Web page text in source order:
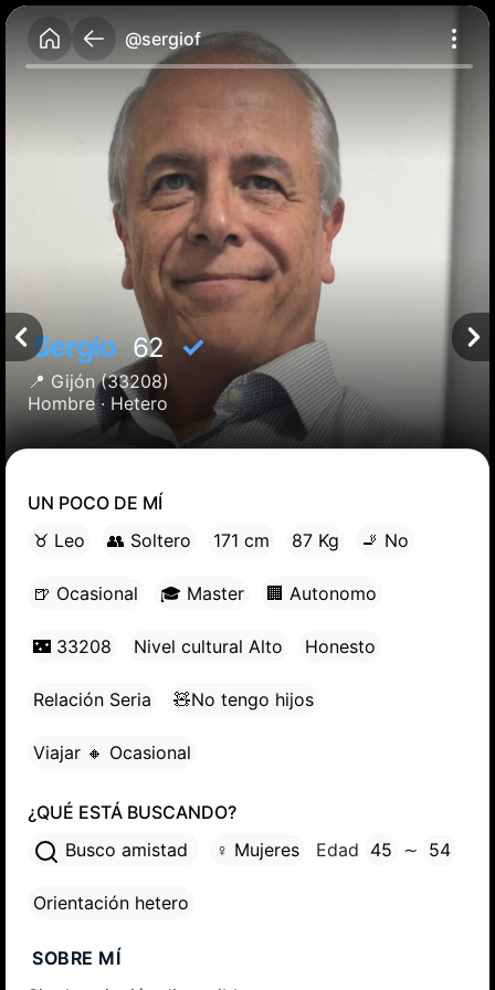
@sergiof
Sergio 62 ✓
📍 Gijón (33208)
Hombre · Hetero
UN POCO DE MÍ
♉ Leo
👥 Soltero 171 cm 87 Kg 🚬 No
🍺 Ocasional 🎓 Master 🏢 Autonomo
🌃 33208 Nivel cultural Alto Honesto
Relación Seria 🧸No tengo hijos
Viajar 🔸 Ocasional
¿QUÉ ESTÁ BUSCANDO?
Busco amistad
♀ Mujeres Edad 45 ∼ 54
Orientación hetero
SOBRE MÍ